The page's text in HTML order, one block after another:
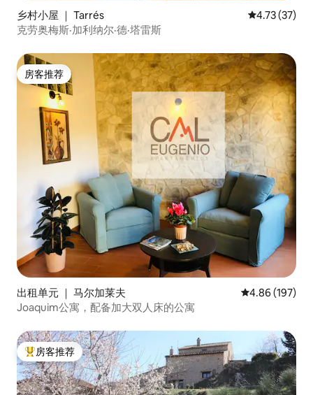
乡村小屋 ｜ Tarrés 平均评分
4.73 (37)
克劳奥梅斯·加利纳尔·德·塔雷斯
房客推荐
房客推荐
出租单元 ｜ 马尔加莱夫 平均评分 4.86
4.86 (197)
Joaquim公寓，配备加大双人床的公寓
热门「房客推荐」
房客推荐